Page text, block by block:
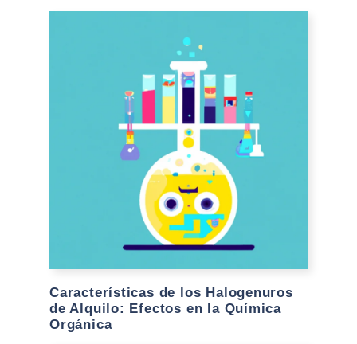
Características de los Halogenuros
de Alquilo: Efectos en la Química
Orgánica